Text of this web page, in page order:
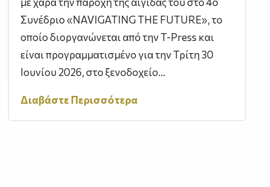
Συνέδριο «NAVIGATING THE FUTURE», το
οποίο διοργανώνεται από την T-Press και
είναι προγραμματισμένο για την Τρίτη 30
Ιουνίου 2026, στο ξενοδοχείο...
Διαβάστε Περισσότερα